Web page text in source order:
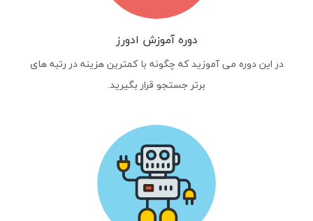
دوره آموزش ادورز
در این دوره می آموزید که چگونه با کمترین هزینه در رتبه های
برتر جستجو قرار بگیرید.